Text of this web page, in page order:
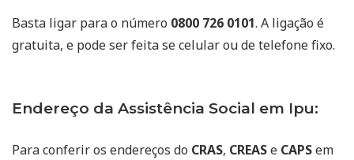
Basta ligar para o número 0800 726 0101. A ligação é
gratuita, e pode ser feita se celular ou de telefone fixo.
Endereço da Assistência Social em Ipu:
Para conferir os endereços do CRAS, CREASe CAPSem